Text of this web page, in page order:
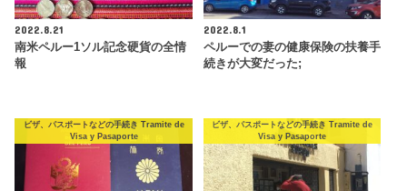
2022.8.21
南米ペルー1ソル記念硬貨の全情
報
2022.8.1
ペルーでの妻の健康保険の扶養手
続きが大変だった;
ビザ、パスポートなどの手続き Tramite de
Visa y Pasaporte
ビザ、パスポートなどの手続き Tramite de
Visa y Pasaporte